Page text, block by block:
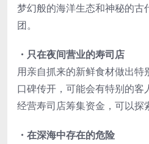
梦幻般的海洋生态和神秘的古
团。
・只在夜间营业的寿司店
用亲自抓来的新鲜食材做出
口碑传开，可能会有特别的客
经营寿司店筹集资金，可以探
・在深海中存在的危险